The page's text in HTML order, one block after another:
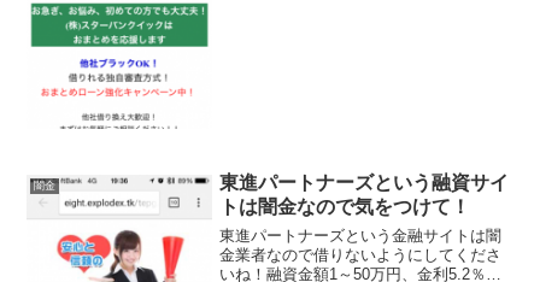
闇金
東進パートナーズという融資サイ
トは闇金なので気をつけて！
東進パートナーズという金融サイトは闇
金業者なので借りないようにしてくださ
いね！融資金額1～50万円、金利5.2％～